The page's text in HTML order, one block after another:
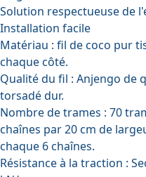
Solution respectueuse de
Installation facile
Matériau : fil de coco pur
chaque côté.
Qualité du fil : Anjengo de
torsadé dur.
Nombre de trames : 70
chaînes par 20 cm de
chaque 6 chaînes.
Résistance à la traction :